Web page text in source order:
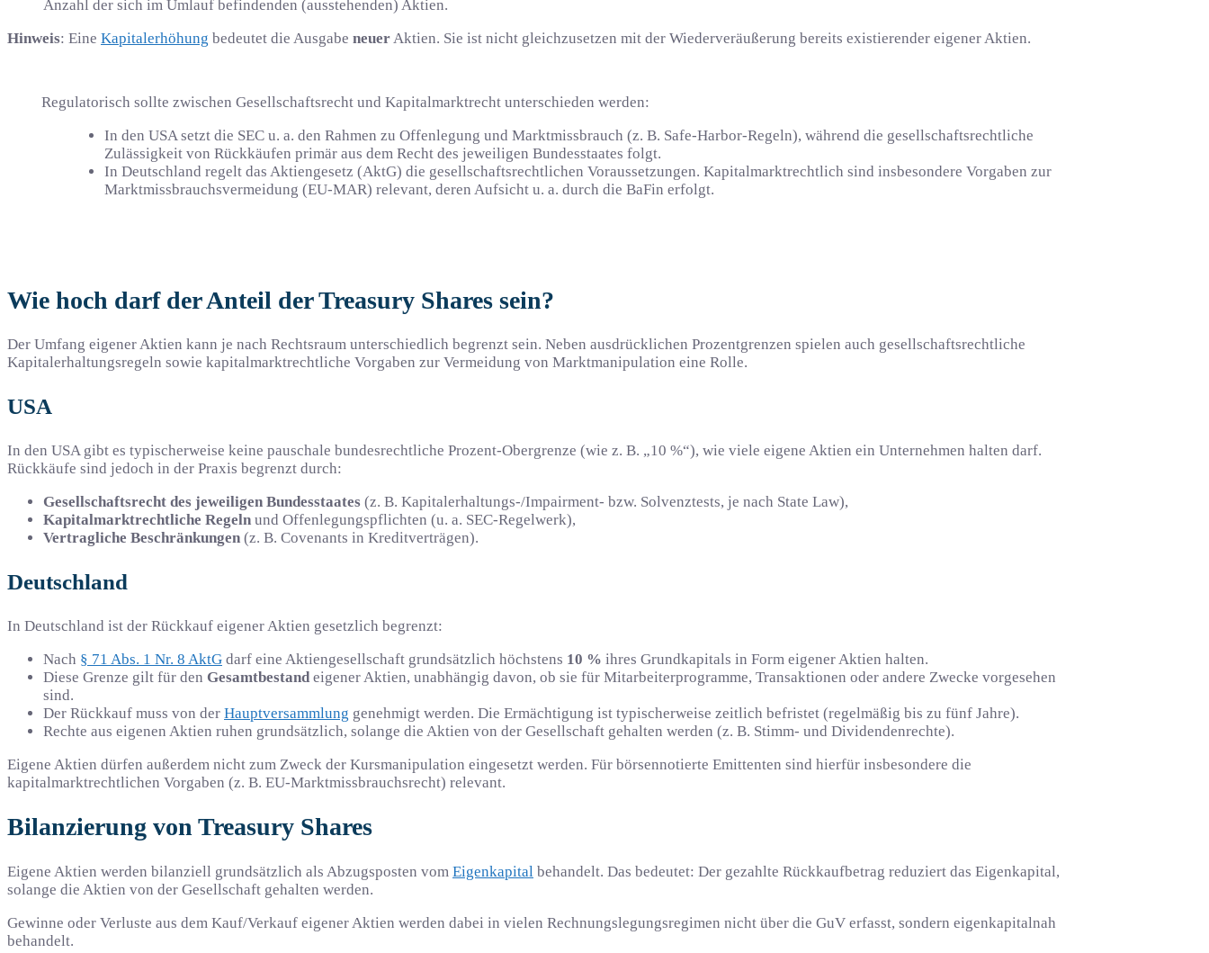
Anzahl der sich im Umlauf befindenden (ausstehenden) Aktien.
Hinweis: Eine Kapitalerhöhung bedeutet die Ausgabe neuer Aktien. Sie ist nicht gleichzusetzen mit der Wiederveräußerung bereits existierender eigener Aktien.
Regulatorisch sollte zwischen Gesellschaftsrecht und Kapitalmarktrecht unterschieden werden:
In den USA setzt die SEC u. a. den Rahmen zu Offenlegung und Marktmissbrauch (z. B. Safe-Harbor-Regeln), während die gesellschaftsrechtliche
Zulässigkeit von Rückkäufen primär aus dem Recht des jeweiligen Bundesstaates folgt.
In Deutschland regelt das Aktiengesetz (AktG) die gesellschaftsrechtlichen Voraussetzungen. Kapitalmarktrechtlich sind insbesondere Vorgaben zur
Marktmissbrauchsvermeidung (EU-MAR) relevant, deren Aufsicht u. a. durch die BaFin erfolgt.
Wie hoch darf der Anteil der Treasury Shares sein?
Der Umfang eigener Aktien kann je nach Rechtsraum unterschiedlich begrenzt sein. Neben ausdrücklichen Prozentgrenzen spielen auch gesellschaftsrechtliche
Kapitalerhaltungsregeln sowie kapitalmarktrechtliche Vorgaben zur Vermeidung von Marktmanipulation eine Rolle.
USA
In den USA gibt es typischerweise keine pauschale bundesrechtliche Prozent-Obergrenze (wie z. B. „10 %“), wie viele eigene Aktien ein Unternehmen halten darf.
Rückkäufe sind jedoch in der Praxis begrenzt durch:
Gesellschaftsrecht des jeweiligen Bundesstaates (z. B. Kapitalerhaltungs-/Impairment- bzw. Solvenztests, je nach State Law),
Kapitalmarktrechtliche Regeln und Offenlegungspflichten (u. a. SEC-Regelwerk),
Vertragliche Beschränkungen (z. B. Covenants in Kreditverträgen).
Deutschland
In Deutschland ist der Rückkauf eigener Aktien gesetzlich begrenzt:
Nach § 71 Abs. 1 Nr. 8 AktG darf eine Aktiengesellschaft grundsätzlich höchstens 10 % ihres Grundkapitals in Form eigener Aktien halten.
Diese Grenze gilt für den Gesamtbestandeigener Aktien, unabhängig davon, ob sie für Mitarbeiterprogramme, Transaktionen oder andere Zwecke vorgesehen
sind.
Der Rückkauf muss von der Hauptversammlung genehmigt werden. Die Ermächtigung ist typischerweise zeitlich befristet (regelmäßig bis zu fünf Jahre).
Rechte aus eigenen Aktien ruhen grundsätzlich, solange die Aktien von der Gesellschaft gehalten werden (z. B. Stimm- und Dividendenrechte).
Eigene Aktien dürfen außerdem nicht zum Zweck der Kursmanipulation eingesetzt werden. Für börsennotierte Emittenten sind hierfür insbesondere die
kapitalmarktrechtlichen Vorgaben (z. B. EU-Marktmissbrauchsrecht) relevant.
Bilanzierung von Treasury Shares
Eigene Aktien werden bilanziell grundsätzlich als Abzugsposten vom Eigenkapital behandelt. Das bedeutet: Der gezahlte Rückkaufbetrag reduziert das Eigenkapital,
solange die Aktien von der Gesellschaft gehalten werden.
Gewinne oder Verluste aus dem Kauf/Verkauf eigener Aktien werden dabei in vielen Rechnungslegungsregimen nicht über die GuV erfasst, sondern eigenkapitalnah
behandelt.